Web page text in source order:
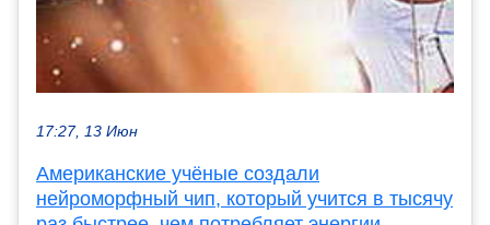
17:27, 13 Июн
Американские учёные создали
нейроморфный чип, который учится в тысячу